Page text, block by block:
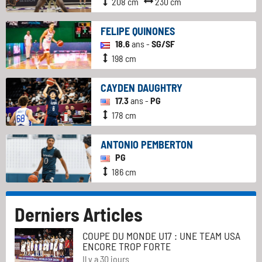
FELIPE QUINONES
18.6ans - SG/SF
198 cm
CAYDEN DAUGHTRY
17.3ans - PG
178 cm
ANTONIO PEMBERTON
PG
186 cm
Derniers Articles
COUPE DU MONDE U17 : UNE TEAM USA
ENCORE TROP FORTE
Il y a 30 jours